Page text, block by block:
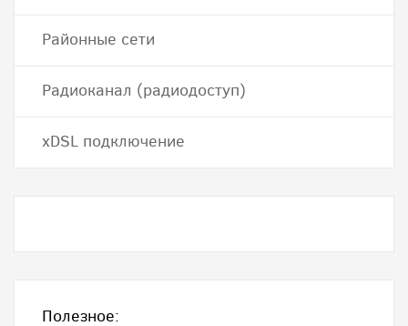
Районные сети
Радиоканал (радиодоступ)
хDSL подключение
Полезное: